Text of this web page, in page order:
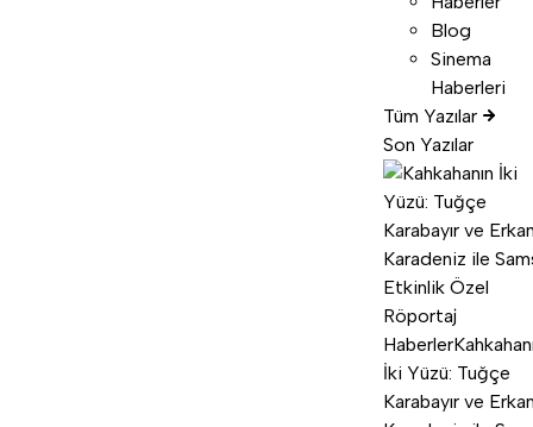
Blog
Sinema
Haberleri
Tüm Yazılar
Son Yazılar
Haberler
İki Yüzü: Tuğçe
Karabayır ve